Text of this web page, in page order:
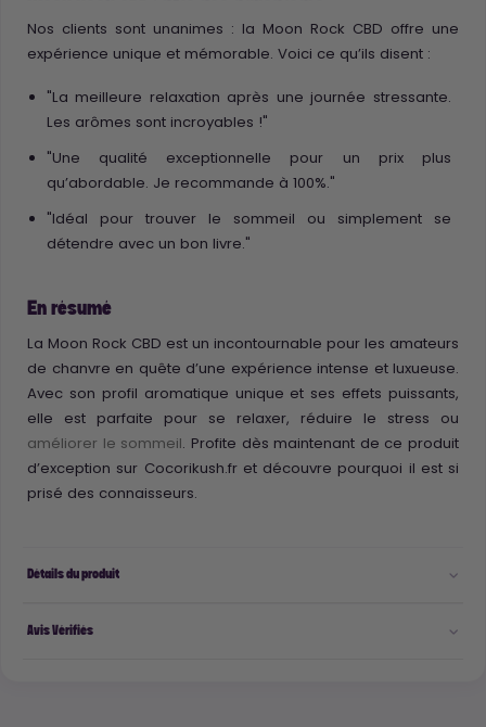
Nos clients sont unanimes : la Moon Rock CBD offre une
expérience unique et mémorable. Voici ce qu’ils disent :
"La meilleure relaxation après une journée stressante.
Les arômes sont incroyables !"
"Une qualité exceptionnelle pour un prix plus
qu’abordable. Je recommande à 100%."
"Idéal pour trouver le sommeil ou simplement se
détendre avec un bon livre."
En résumé
La Moon Rock CBD est un incontournable pour les amateurs
de chanvre en quête d’une expérience intense et luxueuse.
Avec son profil aromatique unique et ses effets puissants,
elle est parfaite pour se relaxer, réduire le stress ou
améliorer le sommeil. Profite dès maintenant de ce produit
d’exception sur Cocorikush.fr et découvre pourquoi il est si
prisé des connaisseurs.
Détails du produit
Avis Vérifiés